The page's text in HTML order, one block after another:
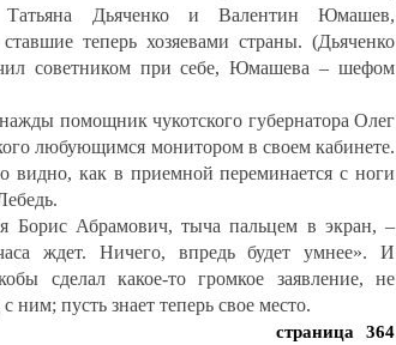
Татьяна Дьяченко и Валентин Юмашев,
теперь хозяевами страны. (Дьяченко
советником при себе, Юмашева – шефом
помощник чукотского губернатора Олег
любующимся монитором в своем кабинете.
видно, как в приемной переминается с ноги
Борис Абрамович, тыча пальцем в экран, –
ждет. Ничего, впредь будет умнее». И
сделал какое-то громкое заявление, не
ним; пусть знает теперь свое место.
364